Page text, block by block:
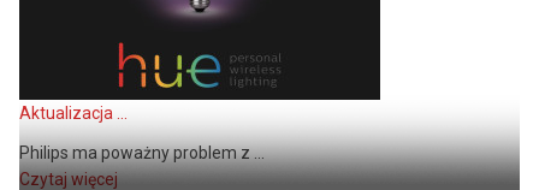
Aktualizacja ...
Philips ma poważny problem z ...
Czytaj więcej